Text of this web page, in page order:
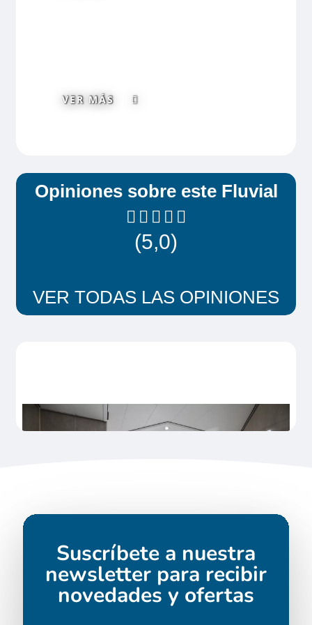
VER MÁS
Opiniones sobre este Fluvial
(5,0)
VER TODAS LAS OPINIONES
Suscríbete a nuestra
newsletter para recibir
novedades y ofertas